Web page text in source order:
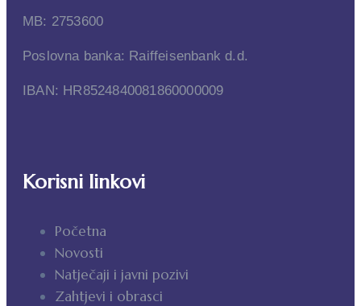
MB: 2753600
Poslovna banka: Raiffeisenbank d.d.
IBAN: HR8524840081860000009
Korisni linkovi
Početna
Novosti
Natječaji i javni pozivi
Zahtjevi i obrasci